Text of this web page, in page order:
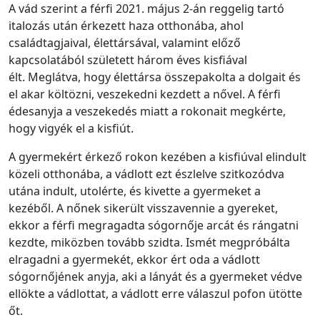
A vád szerint a férfi 2021. május 2-án reggelig tartó
italozás után érkezett haza otthonába, ahol
családtagjaival, élettársával, valamint előző
kapcsolatából született három éves kisfiával
élt. Meglátva, hogy élettársa összepakolta a dolgait és
el akar költözni, veszekedni kezdett a nővel. A férfi
édesanyja a veszekedés miatt a rokonait megkérte,
hogy vigyék el a kisfiút.
A gyermekért érkező rokon kezében a kisfiúval elindult
közeli otthonába, a vádlott ezt észlelve szitkozódva
utána indult, utolérte, és kivette a gyermeket a
kezéből. A nőnek sikerült visszavennie a gyereket,
ekkor a férfi megragadta sógornője arcát és rángatni
kezdte, miközben tovább szidta. Ismét megpróbálta
elragadni a gyermekét, ekkor ért oda a vádlott
sógornőjének anyja, aki a lányát és a gyermeket védve
ellökte a vádlottat, a vádlott erre válaszul pofon ütötte
őt.